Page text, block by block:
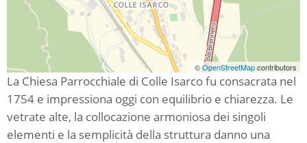
©OpenStreetMapcontributors
La Chiesa Parrocchiale di Colle Isarco fu consacrata nel
1754 e impressiona oggi con equilibrio e chiarezza. Le
vetrate alte, la collocazione armoniosa dei singoli
elementi e la semplicità della struttura danno una